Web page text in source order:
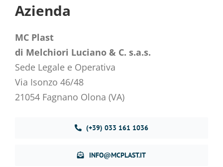
Azienda
MC Plast
di Melchiori Luciano & C. s.a.s.
Sede Legale e Operativa
Via Isonzo 46/48
21054 Fagnano Olona (VA)
(+39) 033 161 1036
INFO@MCPLAST.IT